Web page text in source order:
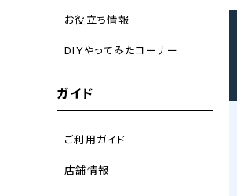
お役立ち情報
DIYやってみたコーナー
ガイド
ご利用ガイド
店舗情報